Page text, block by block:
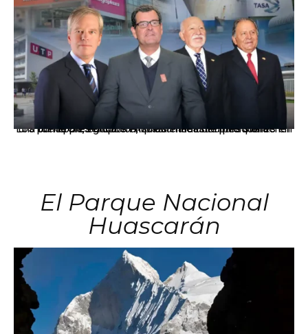
Los principales grupos empresariales del país mantienen una fuerte presencia en Áncash mediante inversiones en comercio, educación, salud e industria pesquera.
El Parque Nacional
Huascarán